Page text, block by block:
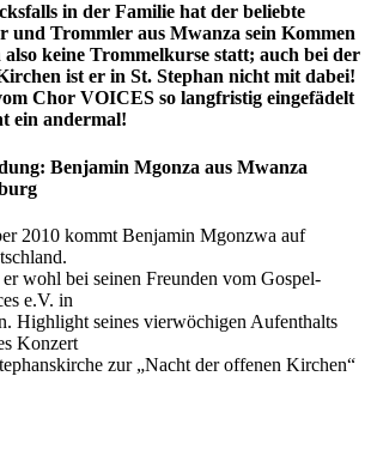
in der Familie hat der beliebte
und Trommler aus Mwanza sein Kommen
also keine Trommelkurse statt; auch bei der
ist er in St. Stephan nicht mit dabei!
Chor VOICES so langfristig eingefädelt
ein andermal!
Benjamin Mgonza aus Mwanza
2010 kommt Benjamin Mgonzwa auf
wohl bei seinen Freunden vom Gospel-
e.V. in
Highlight seines vierwöchigen Aufenthalts
Konzert
zur „Nacht der offenen Kirchen“